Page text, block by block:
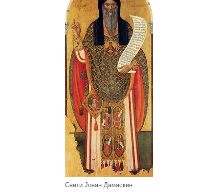
Свети Јован Дамаскин